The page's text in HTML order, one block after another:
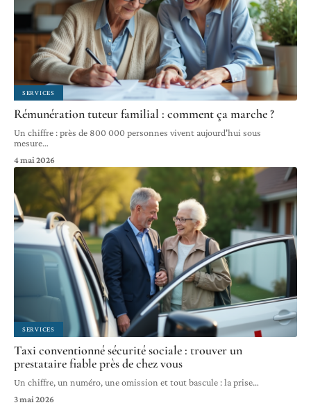
SERVICES
Rémunération tuteur familial : comment ça marche ?
Un chiffre : près de 800 000 personnes vivent aujourd'hui sous
mesure…
4 mai 2026
SERVICES
Taxi conventionné sécurité sociale : trouver un
prestataire fiable près de chez vous
Un chiffre, un numéro, une omission et tout bascule : la prise…
3 mai 2026